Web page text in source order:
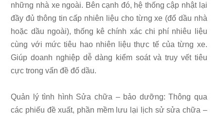
những nhà xe ngoài. Bên cạnh đó, hệ thống cập nhật lại
đầy đủ thông tin cấp nhiên liệu cho từng xe (đổ dầu nhà
hoặc dầu ngoài), thống kê chính xác chi phí nhiêu liệu
cùng với mức tiêu hao nhiên liệu thực tế của từng xe.
Giúp doanh nghiệp dễ dàng kiểm soát và truy vết tiêu
cực trong vấn đề đổ dầu.
Quản lý tình hình Sửa chữa – bảo dưỡng: Thông qua
các phiếu đề xuất, phần mềm lưu lại lịch sử sửa chữa –